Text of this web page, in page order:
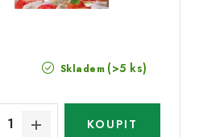
Skladem (>5 ks)